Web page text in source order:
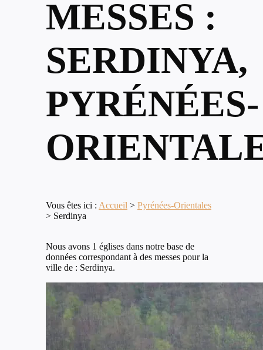
MESSES :
SERDINYA,
PYRÉNÉES-
Vous êtes ici : Accueil > Pyrénées-Orientales
> Serdinya
Nous avons 1 églises dans notre base de
données correspondant à des messes pour la
ville de : Serdinya.